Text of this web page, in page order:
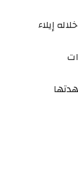
إيلاء